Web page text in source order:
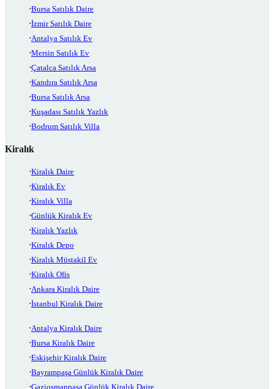
Bursa Satılık Daire
İzmir Satılık Daire
Antalya Satılık Ev
Mersin Satılık Ev
Çatalca Satılık Arsa
Kandıra Satılık Arsa
Bursa Satılık Arsa
Kuşadası Satılık Yazlık
Bodrum Satılık Villa
Kiralık
Kiralık Daire
Kiralık Ev
Kiralık Villa
Günlük Kiralık Ev
Kiralık Yazlık
Kiralık Depo
Kiralık Müstakil Ev
Kiralık Ofis
Ankara Kiralık Daire
İstanbul Kiralık Daire
Antalya Kiralık Daire
Bursa Kiralık Daire
Eskişehir Kiralık Daire
Bayrampaşa Günlük Kiralık Daire
Gaziosmanpaşa Günlük Kiralık Daire